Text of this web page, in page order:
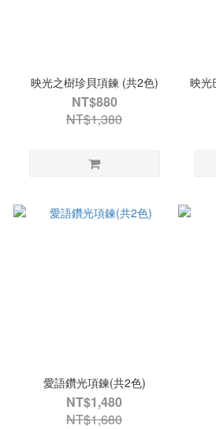
映光之樹珍貝項鍊 (共2色)
NT$880
NT$1,380
映光
愛語鑽光項鍊(共2色)
NT$1,480
NT$1,680